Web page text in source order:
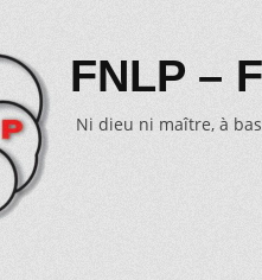
FNLP –
Ni dieu ni maître, à